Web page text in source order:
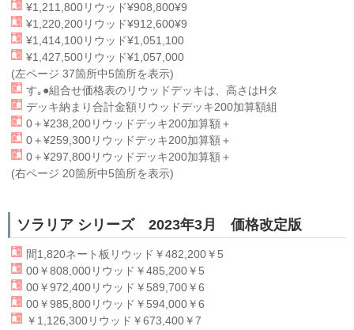
¥1,211,800リウッド¥908,800¥9
¥1,220,200リウッド¥912,600¥9
¥1,414,100リウッド¥1,051,100
¥1,427,500リウッド¥1,057,000
(左ページ 37箇所中5箇所を表示)
す｡●組合せ価格表のリウッドデッキは、高さはHタ
デッキ納まり合計金額リウッドデッキ200加算額組
0＋¥238,200リウッドデッキ200加算額＋
0＋¥259,300リウッドデッキ200加算額＋
0＋¥297,800リウッドデッキ200加算額＋
(右ページ 20箇所中5箇所を表示)
ソラリア シリーズ 2023年3月 価格改定版
間1,820ネート板 リウッド ￥482,200￥5
00￥808,000リウッド ￥485,200￥5
00￥972,400リウッド ￥589,700￥6
00￥985,800リウッド ￥594,000￥6
￥1,126,300リウッド ￥673,400￥7